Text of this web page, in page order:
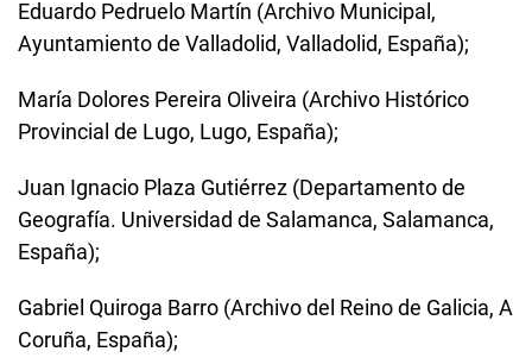
Eduardo Pedruelo Martín (Archivo Municipal,
Ayuntamiento de Valladolid, Valladolid, España);
María Dolores Pereira Oliveira (Archivo Histórico
Provincial de Lugo, Lugo, España);
Juan Ignacio Plaza Gutiérrez (Departamento de
Geografía. Universidad de Salamanca, Salamanca,
España);
Gabriel Quiroga Barro (Archivo del Reino de Galicia, A
Coruña, España);